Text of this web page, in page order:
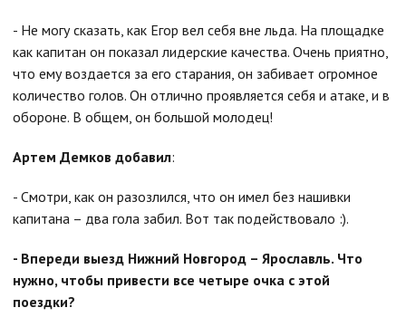
- Не могу сказать, как Егор вел себя вне льда. На площадке
как капитан он показал лидерские качества. Очень приятно,
что ему воздается за его старания, он забивает огромное
количество голов. Он отлично проявляется себя и атаке, и в
обороне. В общем, он большой молодец!
Артем Демков добавил:
- Смотри, как он разозлился, что он имел без нашивки
капитана – два гола забил. Вот так подействовало :).
- Впереди выезд Нижний Новгород – Ярославль. Что
нужно, чтобы привести все четыре очка с этой
поездки?